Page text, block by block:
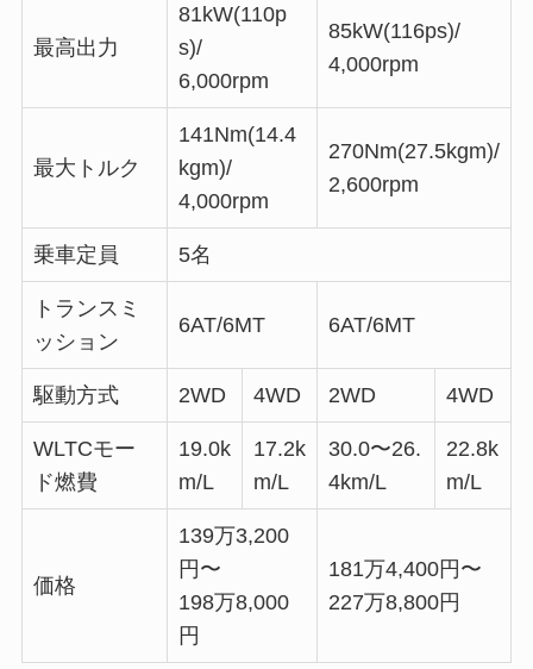
最高出力
81kW(110p
s)/
6,000rpm
85kW(116ps)/
4,000rpm
最大トルク
141Nm(14.4
kgm)/
4,000rpm
270Nm(27.5kgm)/
2,600rpm
乗車定員 5名
トランスミ
ッション
6AT/6MT 6AT/6MT
駆動方式 2WD 4WD 2WD 4WD
WLTCモー
ド燃費
19.0k
m/L
17.2k
m/L
30.0〜26.
4km/L
22.8k
m/L
価格
139万3,200
円〜
198万8,000
円
181万4,400円〜
227万8,800円